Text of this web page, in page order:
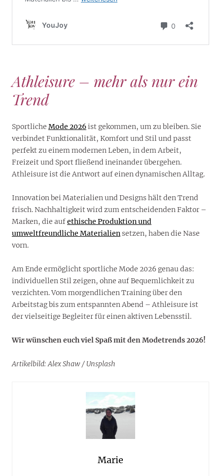
Athleisure – mehr als nur ein
Trend
Sportliche Mode 2026ist gekommen, um zu bleiben. Sie
verbindet Funktionalität, Komfort und Stil und passt
perfekt zu einem modernen Leben, in dem Arbeit,
Freizeit und Sport fließend ineinander übergehen.
Athleisure ist die Antwort auf einen dynamischen Alltag.
Innovation bei Materialien und Designs hält den Trend
frisch. Nachhaltigkeit wird zum entscheidenden Faktor –
Marken, die aufethische Produktion und
umweltfreundliche Materialiensetzen, haben die Nase
vorn.
Am Ende ermöglicht sportliche Mode 2026 genau das:
individuellen Stil zeigen, ohne auf Bequemlichkeit zu
verzichten. Vom morgendlichen Training über den
Arbeitstag bis zum entspannten Abend – Athleisure ist
der vielseitige Begleiter für einen aktiven Lebensstil.
Wir wünschen euch viel Spaß mit den Modetrends 2026!
Artikelbild: Alex Shaw / Unsplash
Marie